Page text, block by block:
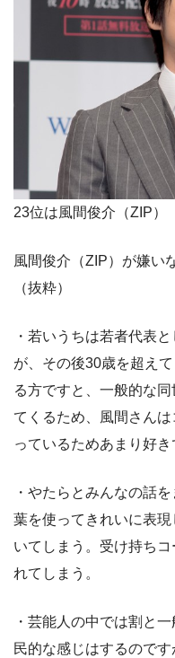
23位は風間俊介（ZIP）
風間俊介（ZIP）が嫌い
（抜粋）
・若いうちは若者代表
が、その後30歳を超え
る方ですと、一般的な
てくるため、風間さん
っているためあまり好き
・やたらとみんなの話
葉を使ってきれいに表
いてしまう。受け持ち
れてしまう。
・芸能人の中では割と
民的な感じはするので